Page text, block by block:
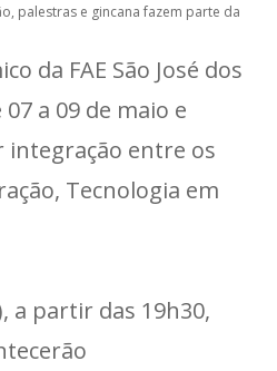
palestras e gincana fazem parte da
da FAE São José dos
a 09 de maio e
entre os
Tecnologia em
a partir das 19h30,